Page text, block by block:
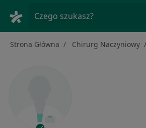
Czego szukasz?
Strona Główna Chirurg Naczyniowy